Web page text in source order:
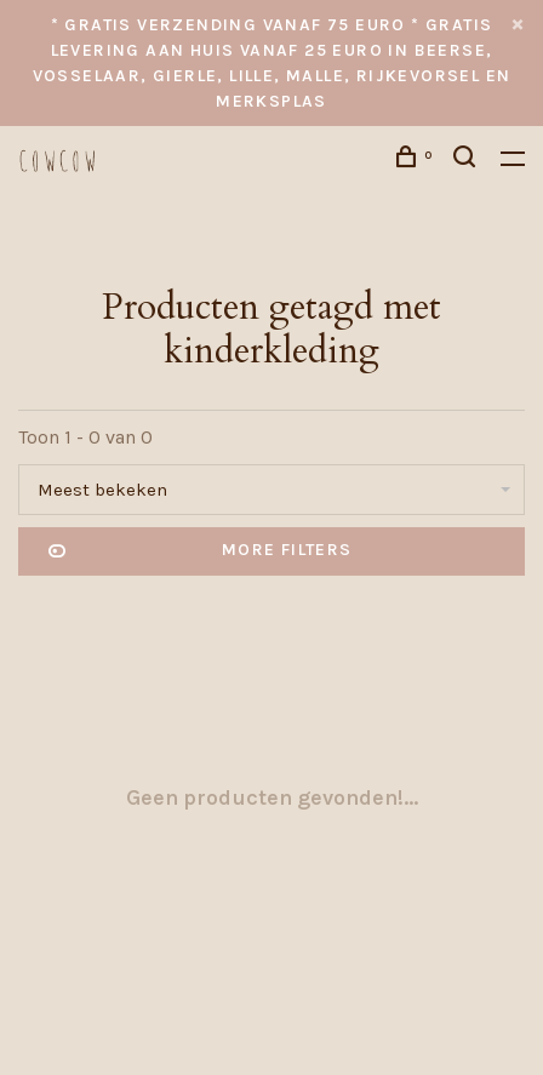
* GRATIS VERZENDING VANAF 75 EURO * GRATIS
LEVERING AAN HUIS VANAF 25 EURO IN BEERSE,
VOSSELAAR, GIERLE, LILLE, MALLE, RIJKEVORSEL EN
MERKSPLAS
0
Producten getagd met
kinderkleding
Toon 1 - 0 van 0
Meest bekeken
MORE FILTERS
Geen producten gevonden!...